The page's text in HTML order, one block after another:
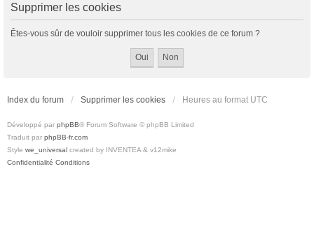
Supprimer les cookies
Êtes-vous sûr de vouloir supprimer tous les cookies de ce forum ?
Index du forum Supprimer les cookies Heures au format UTC
Développé par phpBB® Forum Software © phpBB Limited
Traduit par phpBB-fr.com
Style we_universal created by INVENTEA & v12mike
Confidentialité Conditions